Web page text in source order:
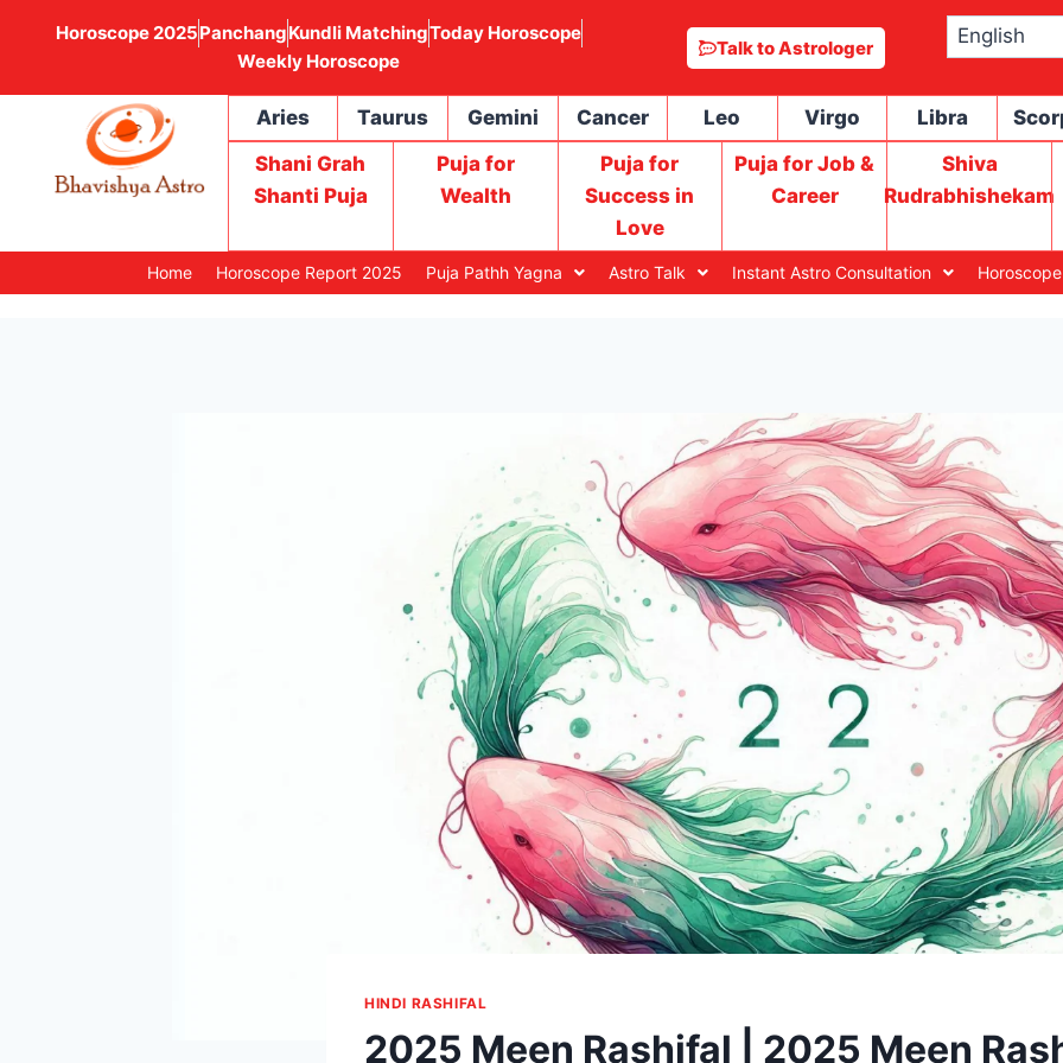
Horoscope 2025PanchangKundli MatchingToday Horoscope
Weekly Horoscope
Talk to Astrologer
Aries Taurus Gemini Cancer Leo Virgo Libra
Shani Grah
Shanti Puja
Puja for
Wealth
Puja for
Success in
Love
Puja for Job &
Career
Shiva
Rudrabhishekam
Home Horoscope Report 2025 Puja Pathh Yagna Astro Talk Instant Astro Consultation
HINDI RASHIFAL
2025 Meen Rashifal | 2025 Meen